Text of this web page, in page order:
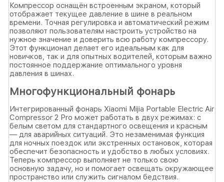
Компрессор оснащён встроенным экраном, который
отображает текущее давление в шине в реальном
времени. Точная регулировка и автоматический режим
позволяют пользователям настроить устройство на
нужное значение и доверить всю работу компрессору.
Этот функционал делает его идеальным как для
новичков, так и для опытных водителей, которым важно
постоянное поддержание оптимального уровня
давления в шинах.
Многофункциональный фонарь
Интегрированный фонарь Xiaomi Mijia Portable Electric Air
Compressor 2 Pro может работать в двух режимах: с
белым светом для стандартного освещения и красным
— для аварийных ситуаций. Это незаменимая функция
для ночных поездок или экстренных остановок, которая
обеспечит безопасность и удобство в любых условиях.
Теперь компрессор выполняет не только свою
основную задачу, но и помогает освещать окружающее
пространство или служить сигналом бедствия.